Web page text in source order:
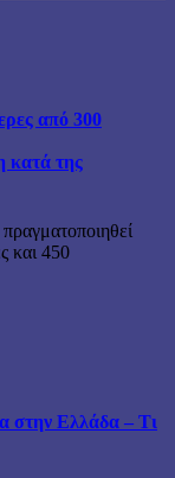
από 300
κατά της
και 450
στην Ελλάδα – Τι